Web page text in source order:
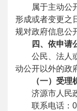
属于主动公
形成或者变更之
规对政府信息公
四、依申请
公民、法人
动公开以外的政
（一）受理
济源市人民
联系电话：